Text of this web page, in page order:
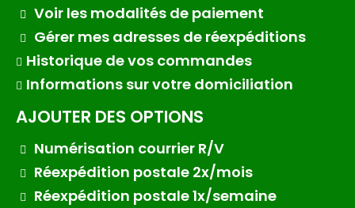
Voir les modalités de paiement
Gérer mes adresses de réexpéditions
Historique de vos commandes
Informations sur votre domiciliation
AJOUTER DES OPTIONS
Numérisation courrier R/V
Réexpédition postale 2x/mois
Réexpédition postale 1x/semaine